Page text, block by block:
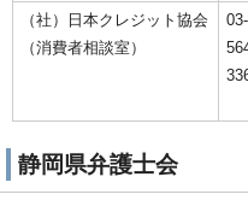
（社）日本クレジット協会
（消費者相談室）
03-
静岡県弁護士会